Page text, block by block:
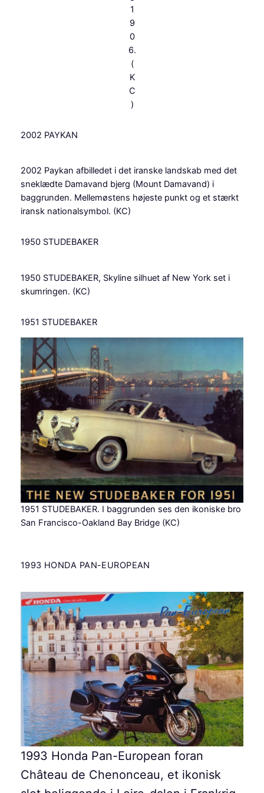
1
9
0
6.
(
K
C
)
2002 PAYKAN
2002 Paykan afbilledet i det iranske landskab med det
sneklædte Damavand bjerg (Mount Damavand) i
baggrunden. Mellemøstens højeste punkt og et stærkt
iransk nationalsymbol. (KC)
1950 STUDEBAKER
1950 STUDEBAKER, Skyline silhuet af New York set i
skumringen. (KC)
1951 STUDEBAKER
1951 STUDEBAKER. I baggrunden ses den ikoniske bro
San Francisco-Oakland Bay Bridge (KC)
1993 HONDA PAN-EUROPEAN
1993 Honda Pan-European foran
Château de Chenonceau, et ikonisk